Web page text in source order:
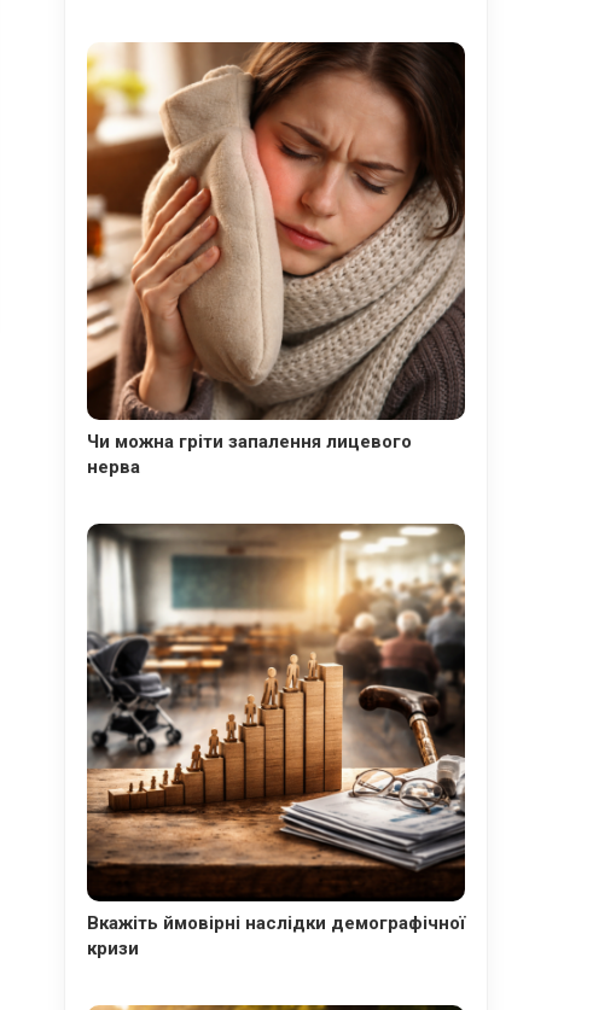
Чи можна гріти запалення лицевого
нерва
Вкажіть ймовірні наслідки демографічної
кризи